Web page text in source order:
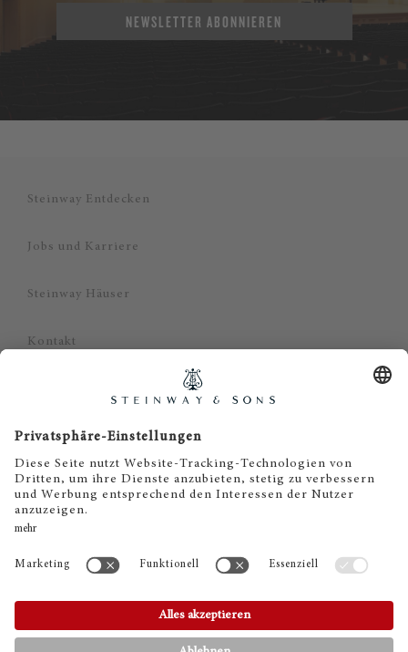
NEWSLETTER ABONNIEREN
Steinway Entdecken
Jobs und Karriere
Steinway Häuser
Kontakt
Impressum
Haftungsausschluss
Cookie Zustimmung